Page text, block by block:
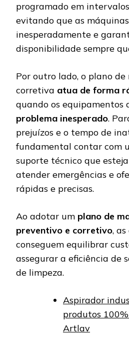
programado em
evitando que as
inesperadamente e
disponibilidade sempre
Por outro lado, o plano
corretiva atua de forma
quando os equipamentos
problema inesperado.
prejuízos e o tempo de
fundamental contar com
suporte técnico que
atender emergências e
rápidas e precisas.
Ao adotar um plano de
preventivo e corretivo,
conseguem equilibrar
assegurar a eficiência de
de limpeza.
Aspirador
produtos
Artlav